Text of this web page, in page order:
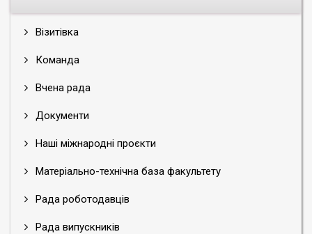
Візитівка
Команда
Вчена рада
Документи
Наші міжнародні проєкти
Матеріально-технічна база факультету
Рада роботодавців
Рада випускників